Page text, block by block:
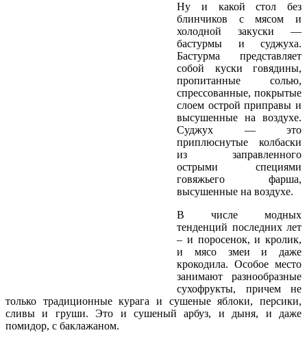
Ну и какой стол без
блинчиков с мясом и
холодной закуски —
бастурмы и суджуха.
Бастурма представляет
собой куски говядины,
пропитанные солью,
спрессованные, покрытые
слоем острой приправы и
высушенные на воздухе.
Суджух — это
приплюснутые колбаски
из заправленного
острыми специями
говяжьего фарша,
высушенные на воздухе.
В числе модных
тенденций последних лет
– и поросенок, и кролик,
и мясо змеи и даже
крокодила. Особое место
занимают разнообразные
сухофрукты, причем не
только традиционные курага и сушеные яблоки, персики,
сливы и груши. Это и сушеный арбуз, и дыня, и даже
помидор, с баклажаном.